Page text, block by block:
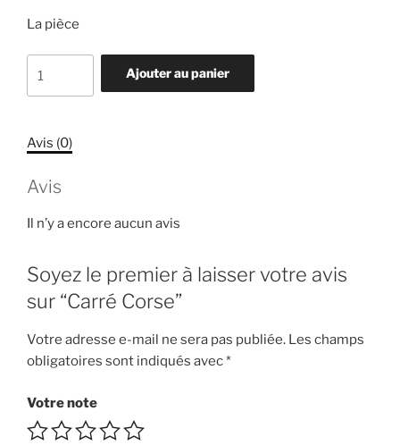
La pièce
Ajouter au panier
Avis (0)
Avis
Il n’y a encore aucun avis
Soyez le premier à laisser votre avis
sur “Carré Corse”
Votre adresse e-mail ne sera pas publiée. Les champs
obligatoires sont indiqués avec*
Votre note